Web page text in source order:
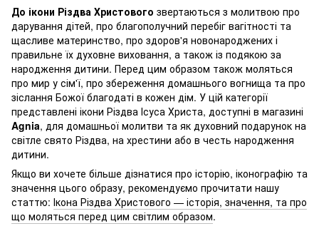
До ікони Різдва Христового звертаються з молитвою про
дарування дітей, про благополучний перебіг вагітності та
щасливе материнство, про здоров'я новонароджених і
правильне їх духовне виховання, а також із подякою за
народження дитини. Перед цим образом також моляться
про мир у сім'ї, про збереження домашнього вогнища та про
зіслання Божої благодаті в кожен дім. У цій категорії
представлені ікони Різдва Ісуса Христа, доступні в магазині
Agnia, для домашньої молитви та як духовний подарунок на
світле свято Різдва, на хрестини або в честь народження
дитини.
Якщо ви хочете більше дізнатися про історію, іконографію та
значення цього образу, рекомендуємо прочитати нашу
статтю: Ікона Різдва Христового — історія, значення, та про
що моляться перед цим світлим образом.